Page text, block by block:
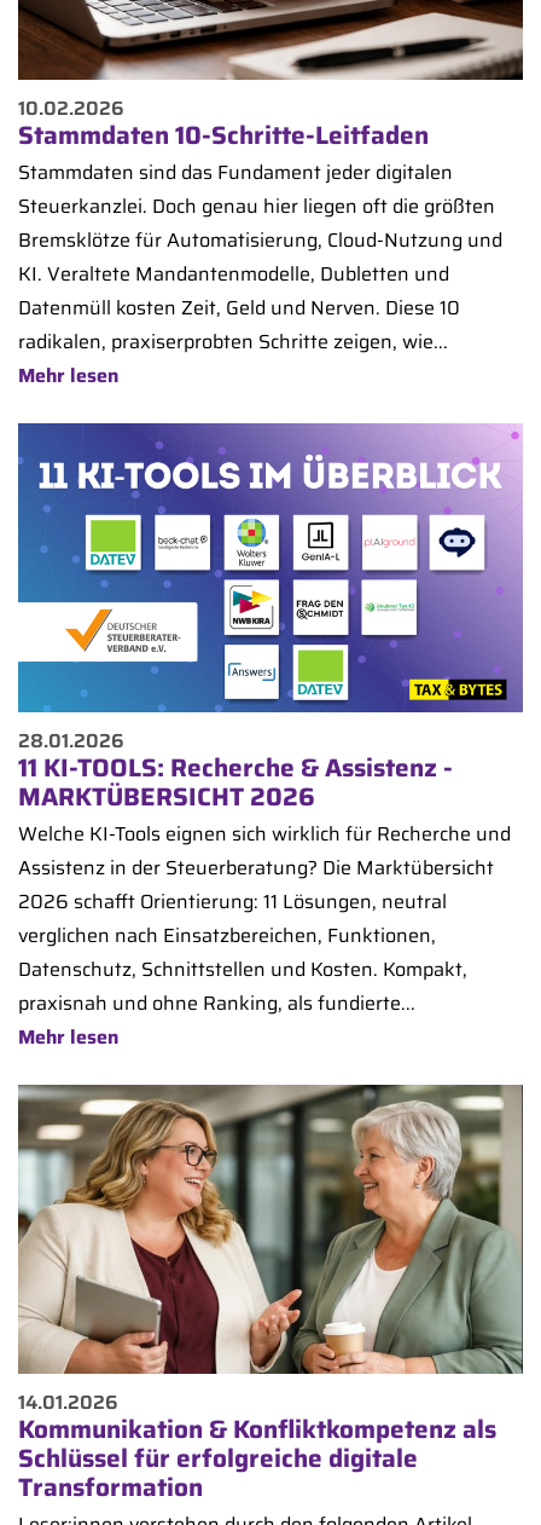
10.02.2026
Stammdaten 10-Schritte-Leitfaden
Stammdaten sind das Fundament jeder digitalen
Steuerkanzlei. Doch genau hier liegen oft die größten
Bremsklötze für Automatisierung, Cloud-Nutzung und
KI. Veraltete Mandantenmodelle, Dubletten und
Datenmüll kosten Zeit, Geld und Nerven. Diese 10
radikalen, praxiserprobten Schritte zeigen, wie...
Mehr lesen
28.01.2026
11 KI-TOOLS: Recherche & Assistenz -
MARKTÜBERSICHT 2026
Welche KI-Tools eignen sich wirklich für Recherche und
Assistenz in der Steuerberatung? Die Marktübersicht
2026 schafft Orientierung: 11 Lösungen, neutral
verglichen nach Einsatzbereichen, Funktionen,
Datenschutz, Schnittstellen und Kosten. Kompakt,
praxisnah und ohne Ranking, als fundierte...
Mehr lesen
14.01.2026
Kommunikation & Konfliktkompetenz als
Schlüssel für erfolgreiche digitale
Transformation